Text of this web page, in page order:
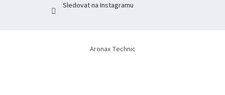
Sledovat na Instagramu
Aronax Technic